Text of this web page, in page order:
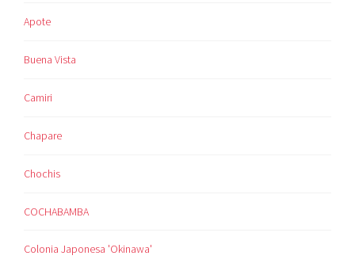
Apote
Buena Vista
Camiri
Chapare
Chochis
COCHABAMBA
Colonia Japonesa 'Okinawa'